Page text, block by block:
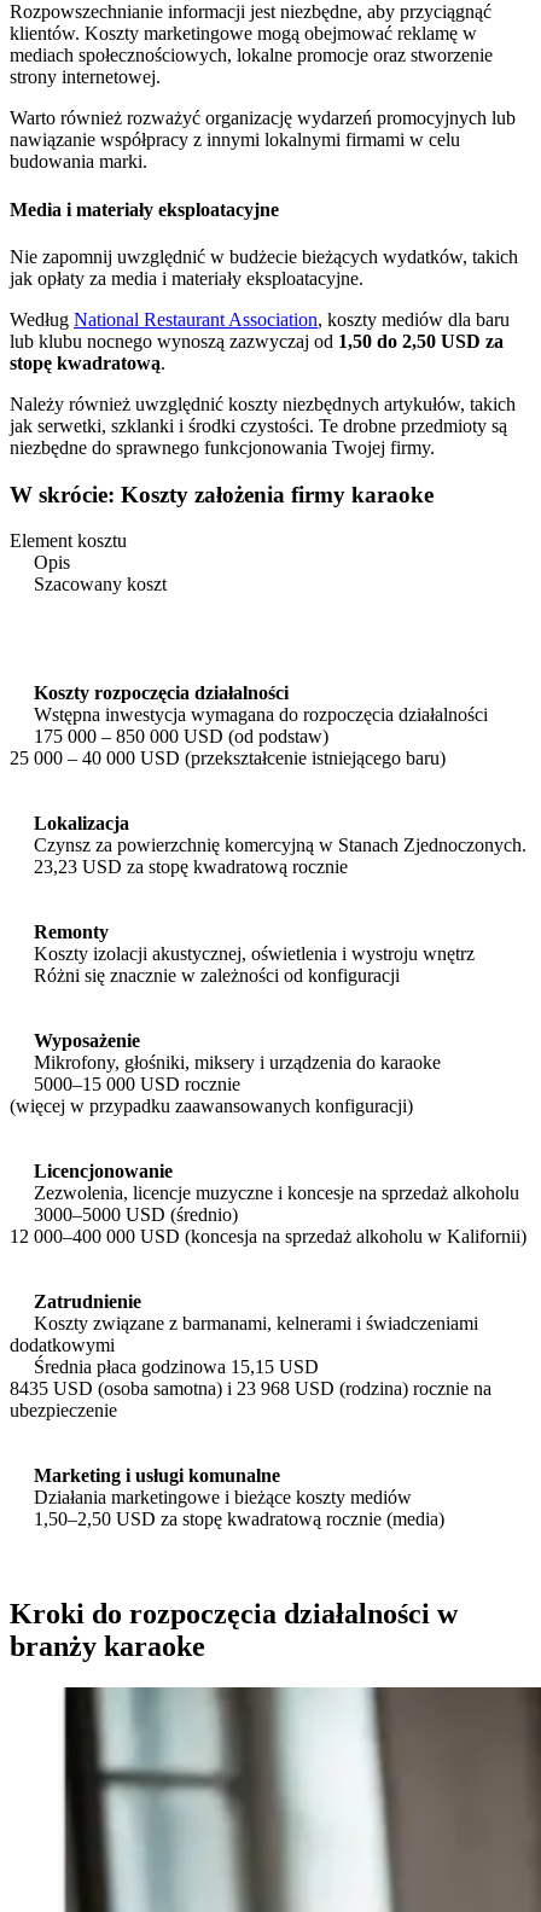
Rozpowszechnianie informacji jest niezbędne, aby przyciągnąć
klientów. Koszty marketingowe mogą obejmować reklamę w
mediach społecznościowych, lokalne promocje oraz stworzenie
strony internetowej.
Warto również rozważyć organizację wydarzeń promocyjnych lub
nawiązanie współpracy z innymi lokalnymi firmami w celu
budowania marki.
Media i materiały eksploatacyjne
Nie zapomnij uwzględnić w budżecie bieżących wydatków, takich
jak opłaty za media i materiały eksploatacyjne.
Według National Restaurant Association, koszty mediów dla baru
lub klubu nocnego wynoszą zazwyczaj od 1,50 do 2,50 USD za
stopę kwadratową.
Należy również uwzględnić koszty niezbędnych artykułów, takich
jak serwetki, szklanki i środki czystości. Te drobne przedmioty są
niezbędne do sprawnego funkcjonowania Twojej firmy.
W skrócie: Koszty założenia firmy karaoke
Element kosztu
Opis
Szacowany koszt
Koszty rozpoczęcia działalności
Wstępna inwestycja wymagana do rozpoczęcia działalności
175 000 – 850 000 USD (od podstaw)
25 000 – 40 000 USD (przekształcenie istniejącego baru)
Lokalizacja
Czynsz za powierzchnię komercyjną w Stanach Zjednoczonych.
23,23 USD za stopę kwadratową rocznie
Remonty
Koszty izolacji akustycznej, oświetlenia i wystroju wnętrz
Różni się znacznie w zależności od konfiguracji
Wyposażenie
Mikrofony, głośniki, miksery i urządzenia do karaoke
5000–15 000 USD rocznie
(więcej w przypadku zaawansowanych konfiguracji)
Licencjonowanie
Zezwolenia, licencje muzyczne i koncesje na sprzedaż alkoholu
3000–5000 USD (średnio)
12 000–400 000 USD (koncesja na sprzedaż alkoholu w Kalifornii)
Zatrudnienie
Koszty związane z barmanami, kelnerami i świadczeniami
dodatkowymi
Średnia płaca godzinowa 15,15 USD
8435 USD (osoba samotna) i 23 968 USD (rodzina) rocznie na
ubezpieczenie
Marketing i usługi komunalne
Działania marketingowe i bieżące koszty mediów
1,50–2,50 USD za stopę kwadratową rocznie (media)
Kroki do rozpoczęcia działalności w
branży karaoke